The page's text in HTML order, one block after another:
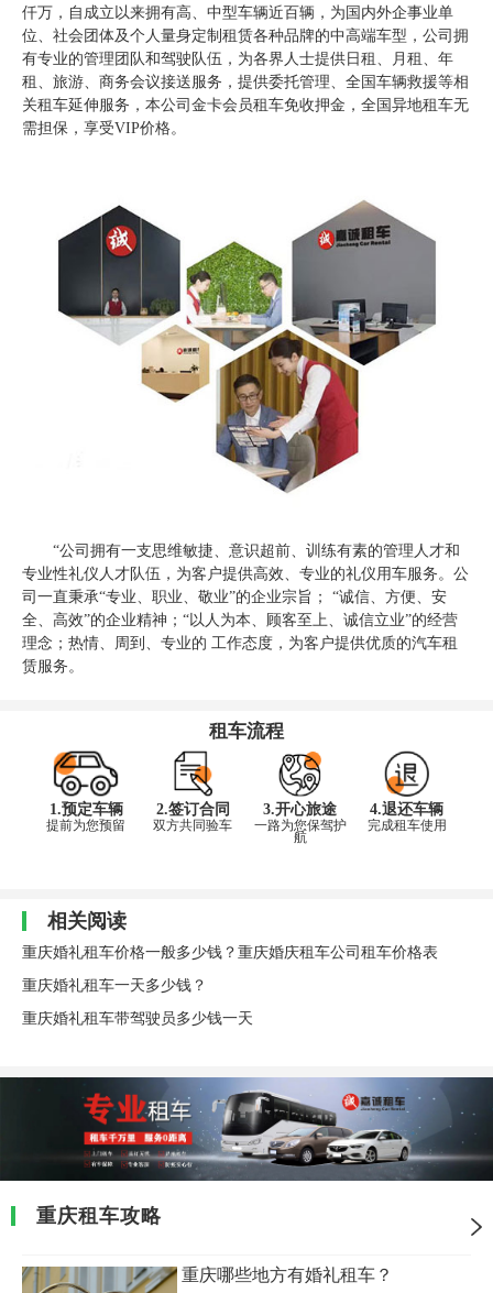
仟万，自成立以来拥有高、中型车辆近百辆，为国内外企事业单
位、社会团体及个人量身定制租赁各种品牌的中高端车型，公司拥
有专业的管理团队和驾驶队伍，为各界人士提供日租、月租、年
租、旅游、商务会议接送服务，提供委托管理、全国车辆救援等相
关租车延伸服务，本公司金卡会员租车免收押金，全国异地租车无
需担保，享受VIP价格。
“公司拥有一支思维敏捷、意识超前、训练有素的管理人才和
专业性礼仪人才队伍，为客户提供高效、专业的礼仪用车服务。公
司一直秉承“专业、职业、敬业”的企业宗旨； “诚信、方便、安
全、高效”的企业精神；“以人为本、顾客至上、诚信立业”的经营
理念；热情、周到、专业的 工作态度，为客户提供优质的汽车租
赁服务。
租车流程
1.预定车辆
提前为您预留
2.签订合同
双方共同验车
3.开心旅途
一路为您保驾护
航
4.退还车辆
完成租车使用
相关阅读
重庆婚礼租车价格一般多少钱？重庆婚庆租车公司租车价格表
重庆婚礼租车一天多少钱？
重庆婚礼租车带驾驶员多少钱一天
重庆租车攻略
重庆哪些地方有婚礼租车？